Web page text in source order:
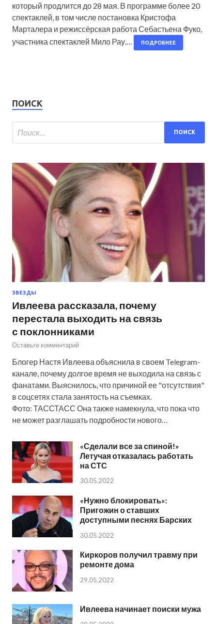
который продлится до 28 мая. В программе более 20
спектаклей, в том числе постановка Кристофа
Марталера и режиссёрская работа Себастьена Фуко,
участника спектаклей Мило Рау.…
ПОДРОБНЕЕ
ПОИСК
ЗВЕЗДЫ
Ивлеева рассказала, почему
перестала выходить на связь
с поклонниками
Оставьте комментарий
Блогер Настя Ивлеева объяснила в своем Telegram-
канале, почему долгое время не выходила на связь с
фанатами. Выяснилось, что причиной ее "отсутствия"
в соцсетях стала занятость на съемках.
Фото: ТАССТАСС Она также намекнула, что пока что
не может разглашать подробности нового…
«Сделали все за спиной!»
Летучая отказалась работать
на СТС
30.05.2022
«Нужно блокировать»:
Пригожин о ставших
доступными песнях Барских
30.05.2022
Киркоров получил травму при
ремонте дома
29.05.2022
Ивлеева начинает поиски мужа